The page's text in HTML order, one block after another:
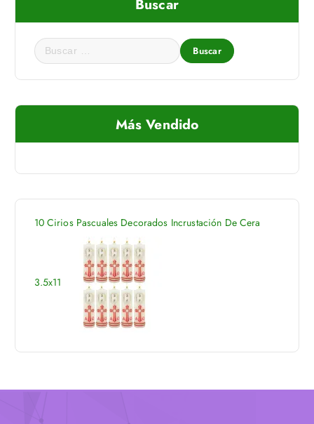
Buscar
B
u
s
a
:
Más Vendido
10 Cirios Pascuales Decorados Incrustación De Cera
3.5x11